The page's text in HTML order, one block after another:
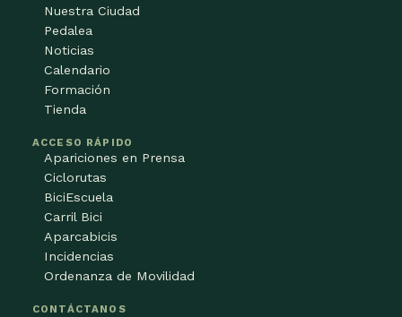
Nuestra Ciudad
Pedalea
Noticias
Calendario
Formación
Tienda
ACCESO RÁPIDO
Apariciones en Prensa
Ciclorutas
BiciEscuela
Carril Bici
Aparcabicis
Incidencias
Ordenanza de Movilidad
CONTÁCTANOS